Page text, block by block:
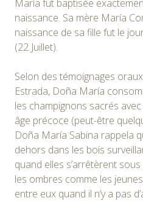
María fut baptisée
naissance. Sa mère María
naissance de sa fille fut le
(22 Juillet).
Selon des témoignages
Estrada, Doña María
les champignons sacrés
âge précoce (peut-être
Doña María Sabina rappela
dehors dans les bois
quand elles s’arrêtèrent
les ombres comme les
entre eux quand il n’y a pas